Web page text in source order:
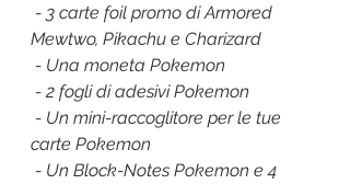
- 3 carte foil promo di Armored
Mewtwo, Pikachu e Charizard
- Una moneta Pokemon
- 2 fogli di adesivi Pokemon
- Un mini-raccoglitore per le tue
carte Pokemon
- Un Block-Notes Pokemon e 4